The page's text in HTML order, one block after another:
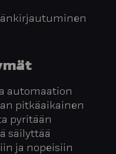
automaation
pitkäaikainen
pyritään
säilyttää
ja nopeisiin